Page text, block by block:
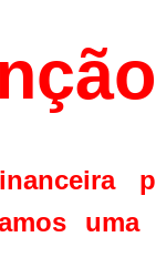
uma